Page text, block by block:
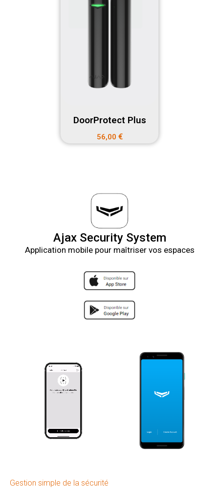
DoorProtect Plus
56,00 €
Ajax Security System
Application mobile pour maîtriser vos espaces
Gestion simple de la sécurité